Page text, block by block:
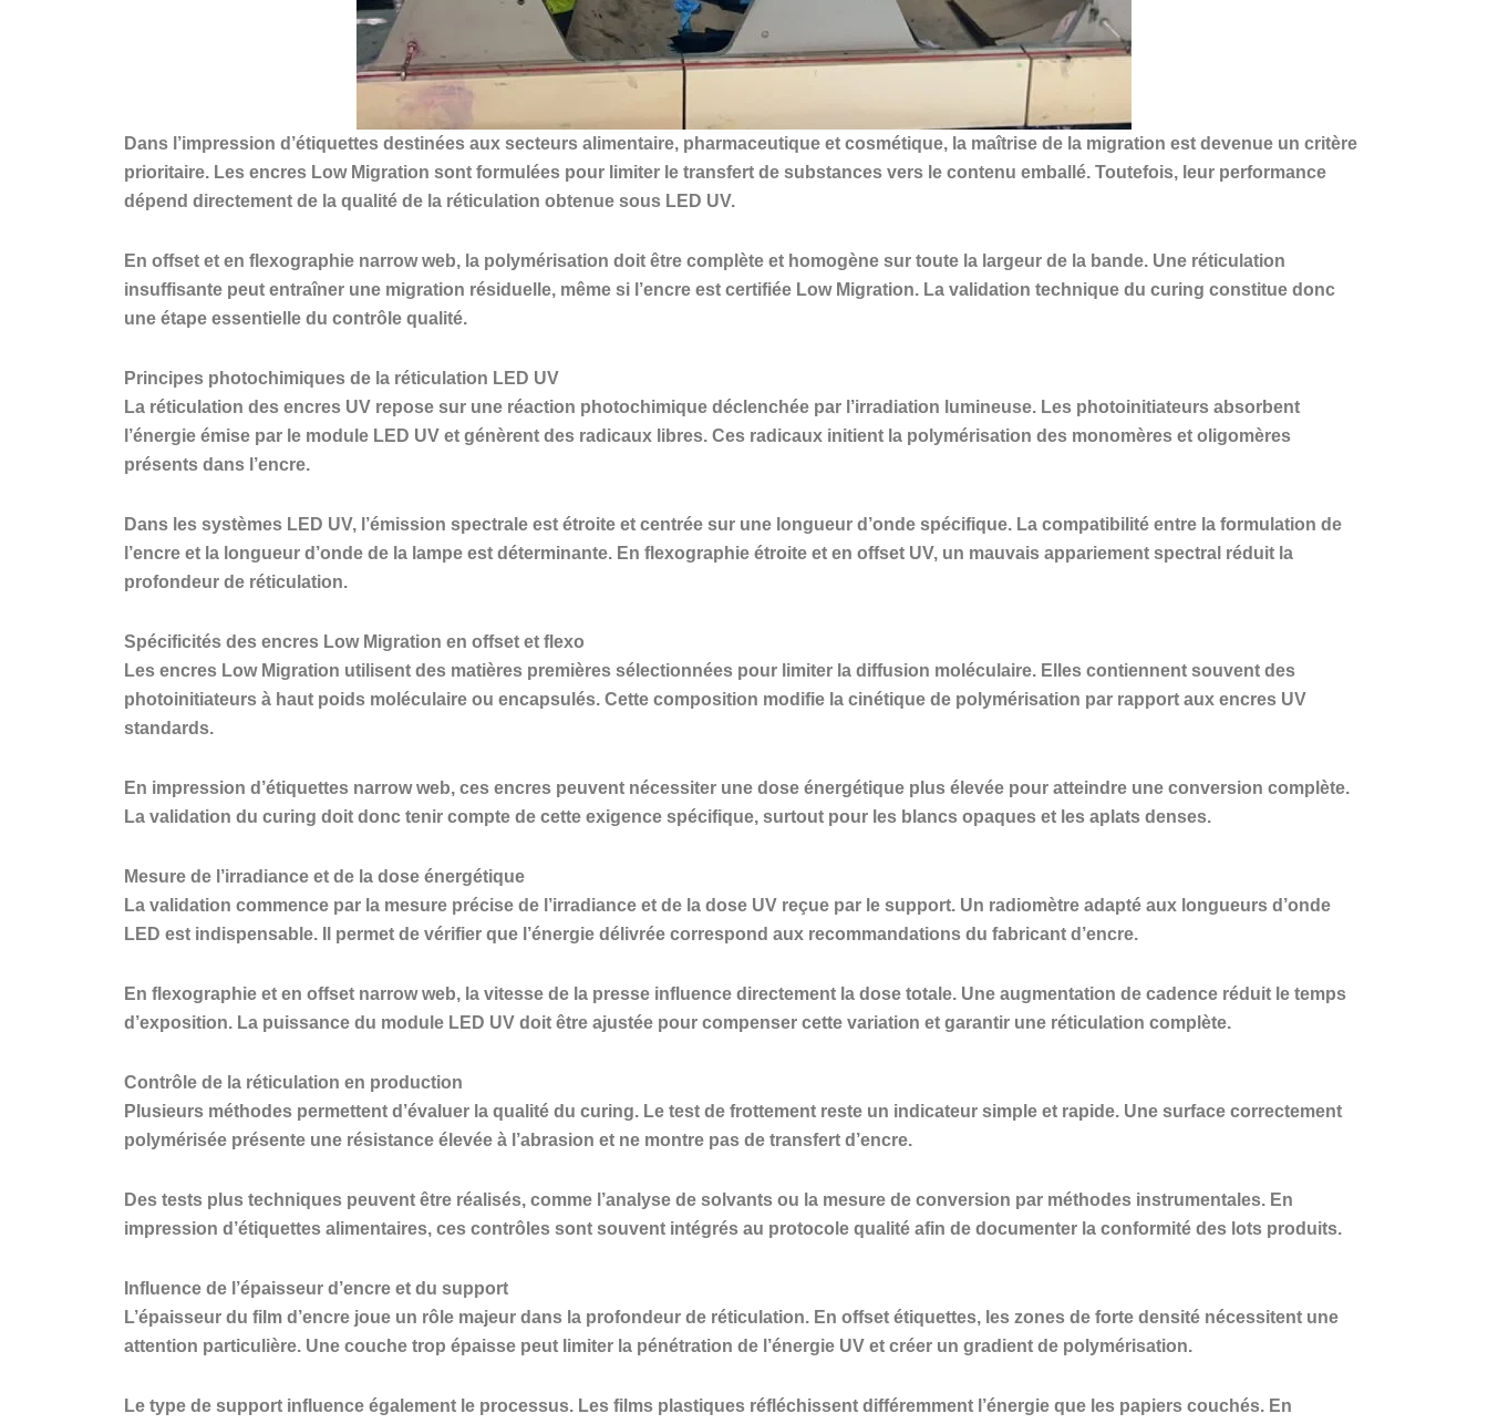
Dans l’impression d’étiquettes destinées aux secteurs alimentaire, pharmaceutique et cosmétique, la maîtrise de la migration est devenue un critère
prioritaire. Les encres Low Migration sont formulées pour limiter le transfert de substances vers le contenu emballé. Toutefois, leur performance
dépend directement de la qualité de la réticulation obtenue sous LED UV.
En offset et en flexographie narrow web, la polymérisation doit être complète et homogène sur toute la largeur de la bande. Une réticulation
insuffisante peut entraîner une migration résiduelle, même si l’encre est certifiée Low Migration. La validation technique du curing constitue donc
une étape essentielle du contrôle qualité.
Principes photochimiques de la réticulation LED UV
La réticulation des encres UV repose sur une réaction photochimique déclenchée par l’irradiation lumineuse. Les photoinitiateurs absorbent
l’énergie émise par le module LED UV et génèrent des radicaux libres. Ces radicaux initient la polymérisation des monomères et oligomères
présents dans l’encre.
Dans les systèmes LED UV, l’émission spectrale est étroite et centrée sur une longueur d’onde spécifique. La compatibilité entre la formulation de
l’encre et la longueur d’onde de la lampe est déterminante. En flexographie étroite et en offset UV, un mauvais appariement spectral réduit la
profondeur de réticulation.
Spécificités des encres Low Migration en offset et flexo
Les encres Low Migration utilisent des matières premières sélectionnées pour limiter la diffusion moléculaire. Elles contiennent souvent des
photoinitiateurs à haut poids moléculaire ou encapsulés. Cette composition modifie la cinétique de polymérisation par rapport aux encres UV
standards.
En impression d’étiquettes narrow web, ces encres peuvent nécessiter une dose énergétique plus élevée pour atteindre une conversion complète.
La validation du curing doit donc tenir compte de cette exigence spécifique, surtout pour les blancs opaques et les aplats denses.
Mesure de l’irradiance et de la dose énergétique
La validation commence par la mesure précise de l’irradiance et de la dose UV reçue par le support. Un radiomètre adapté aux longueurs d’onde
LED est indispensable. Il permet de vérifier que l’énergie délivrée correspond aux recommandations du fabricant d’encre.
En flexographie et en offset narrow web, la vitesse de la presse influence directement la dose totale. Une augmentation de cadence réduit le temps
d’exposition. La puissance du module LED UV doit être ajustée pour compenser cette variation et garantir une réticulation complète.
Contrôle de la réticulation en production
Plusieurs méthodes permettent d’évaluer la qualité du curing. Le test de frottement reste un indicateur simple et rapide. Une surface correctement
polymérisée présente une résistance élevée à l’abrasion et ne montre pas de transfert d’encre.
Des tests plus techniques peuvent être réalisés, comme l’analyse de solvants ou la mesure de conversion par méthodes instrumentales. En
impression d’étiquettes alimentaires, ces contrôles sont souvent intégrés au protocole qualité afin de documenter la conformité des lots produits.
Influence de l’épaisseur d’encre et du support
L’épaisseur du film d’encre joue un rôle majeur dans la profondeur de réticulation. En offset étiquettes, les zones de forte densité nécessitent une
attention particulière. Une couche trop épaisse peut limiter la pénétration de l’énergie UV et créer un gradient de polymérisation.
Le type de support influence également le processus. Les films plastiques réfléchissent différemment l’énergie que les papiers couchés. En